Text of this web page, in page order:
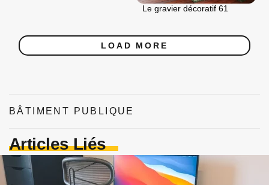
Le gravier décoratif 61
LOAD MORE
BÂTIMENT PUBLIQUE
Articles Liés